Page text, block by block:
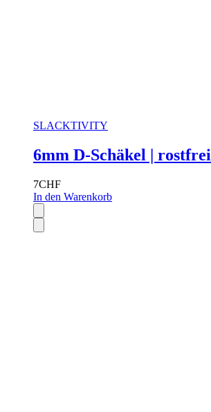
SLACKTIVITY
6mm D-Schäkel | rostfrei
7CHF
In den Warenkorb